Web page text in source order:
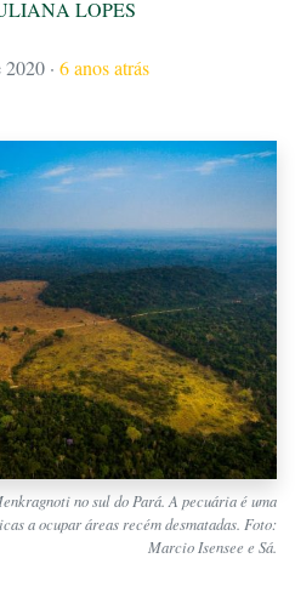
LOPES
2020 · 6 anos atrás
no sul do Pará. A pecuária é uma
a ocupar áreas recém desmatadas. Foto:
Marcio Isensee e Sá.